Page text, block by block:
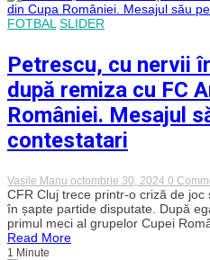
FOTBAL SLIDER
Petrescu, cu nervii
după remiza cu FC
României. Mesajul
contestatari
Vasile Manu octombrie 30, 2024 0
CFR Cluj trece printr-o criză de
în șapte partide disputate. După
primul meci al grupelor Cupei
Read More
1 Minute